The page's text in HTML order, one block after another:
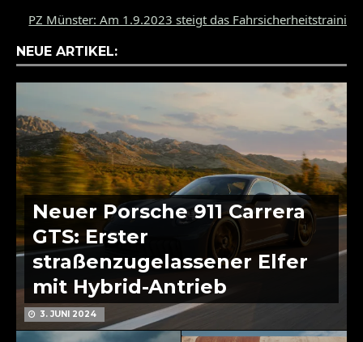
Münster: Am 1.9.2023 steigt das Fahrsicherheitstraining des
NEUE ARTIKEL:
Neuer Porsche 911 Carrera
GTS: Erster
straßenzugelassener Elfer
mit Hybrid-Antrieb
3. JUNI 2024